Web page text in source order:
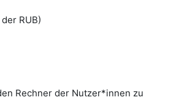
RUB)
Rechner der Nutzer*innen zu